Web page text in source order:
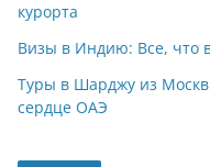
курорта
Визы в Индию: Все, что
Туры в Шарджу из
сердце ОАЭ